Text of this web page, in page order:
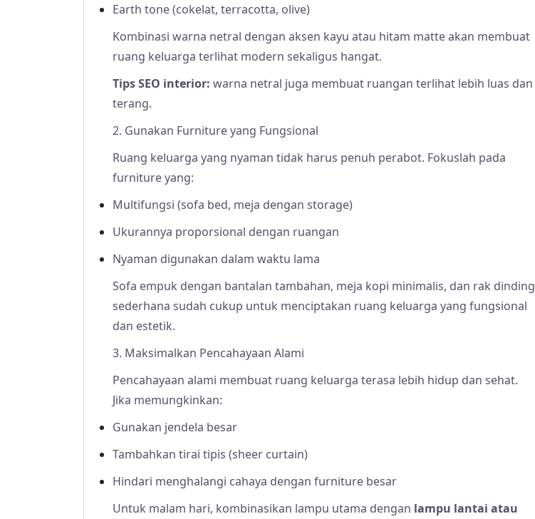
Earth tone (cokelat, terracotta, olive)
Kombinasi warna netral dengan aksen kayu atau hitam matte akan membuat
ruang keluarga terlihat modern sekaligus hangat.
Tips SEO interior: warna netral juga membuat ruangan terlihat lebih luas dan
terang.
2. Gunakan Furniture yang Fungsional
Ruang keluarga yang nyaman tidak harus penuh perabot. Fokuslah pada
furniture yang:
Multifungsi (sofa bed, meja dengan storage)
Ukurannya proporsional dengan ruangan
Nyaman digunakan dalam waktu lama
Sofa empuk dengan bantalan tambahan, meja kopi minimalis, dan rak dinding
sederhana sudah cukup untuk menciptakan ruang keluarga yang fungsional
dan estetik.
3. Maksimalkan Pencahayaan Alami
Pencahayaan alami membuat ruang keluarga terasa lebih hidup dan sehat.
Jika memungkinkan:
Gunakan jendela besar
Tambahkan tirai tipis (sheer curtain)
Hindari menghalangi cahaya dengan furniture besar
Untuk malam hari, kombinasikan lampu utama dengan lampu lantai atau